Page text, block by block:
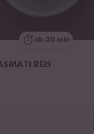
ab 30 min
REIS